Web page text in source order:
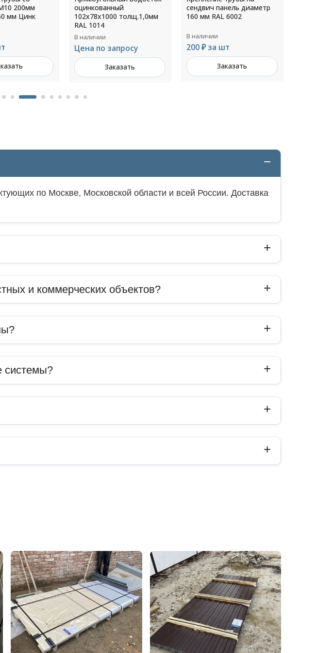
толщ.1,0мм
сендвич панель диаметр
160 мм RAL 6002
В наличии
200 ₽ за шт
Заказать
оцинкованный 121х85
толщ.1,0мм RAL 9003
В наличии
Цена по запросу
Заказать
по Москве, Московской области и всей России. Доставка
и коммерческих объектов?
системы?